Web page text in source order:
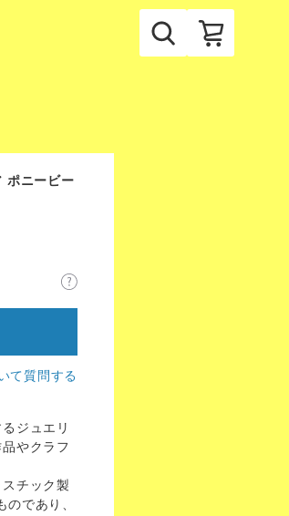
ポニービー
て質問する
ジュエリ
やクラフ
チック製
のであり、